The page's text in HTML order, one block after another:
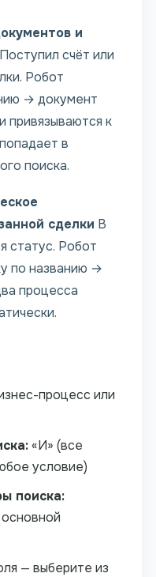
и
Поступил счёт или
Робот
→ документ
привязываются к
в
поиска.
сделки В
статус. Робот
по названию →
процесса
процесс или
«И» (все
условие)
поиска:
— выберите из